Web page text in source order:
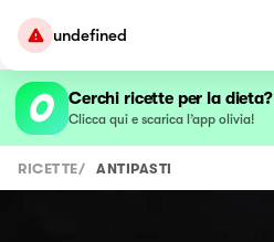
undefined
Cerchi ricette per la dieta?
Clicca qui e scarica l’app olivia!
RICETTE/ ANTIPASTI